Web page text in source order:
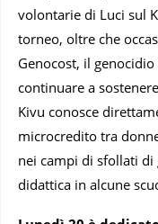
volontarie di Luci sul
torneo, oltre che
Genocost, il
continuare a
Kivu conosce
microcredito tra
nei campi di sfollati
didattica in alcune